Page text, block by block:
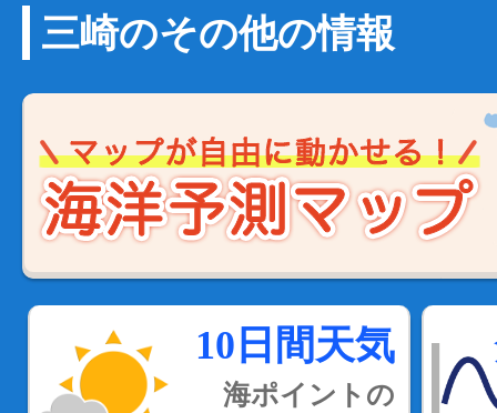
三崎のその他の情報
10日間天気
海ポイントの